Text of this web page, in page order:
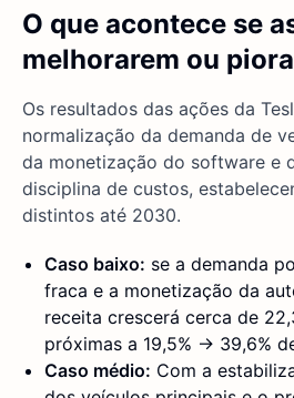
O que acontece se
melhorarem ou
Os resultados das ações da
normalização da demanda de
da monetização do software e
disciplina de custos,
distintos até 2030.
Caso baixo: se a demanda
fraca e a monetização da
receita crescerá cerca de
próximas a 19,5% → 39,6%
Caso médio: Com a